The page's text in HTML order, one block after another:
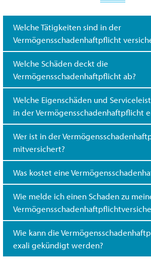
Welche Tätigkeiten sind in der
Vermögensschadenhaftpflicht
Welche Schäden deckt die
Vermögensschadenhaftpflicht ab?
Welche Eigenschäden und
in der Vermögensschadenhaftpflicht
Wer ist in der
mitversichert?
Was kostet eine
Wie melde ich einen Schaden zu
Wie kann die
exali gekündigt werden?